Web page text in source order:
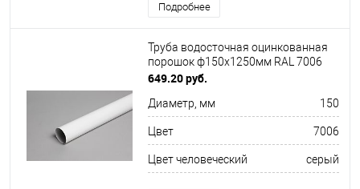
Подробнее
Труба водосточная оцинкованная
порошок ф150х1250мм RAL 7006
649.20 руб.
Диаметр, мм 150
Цвет 7006
Цвет человеческий серый